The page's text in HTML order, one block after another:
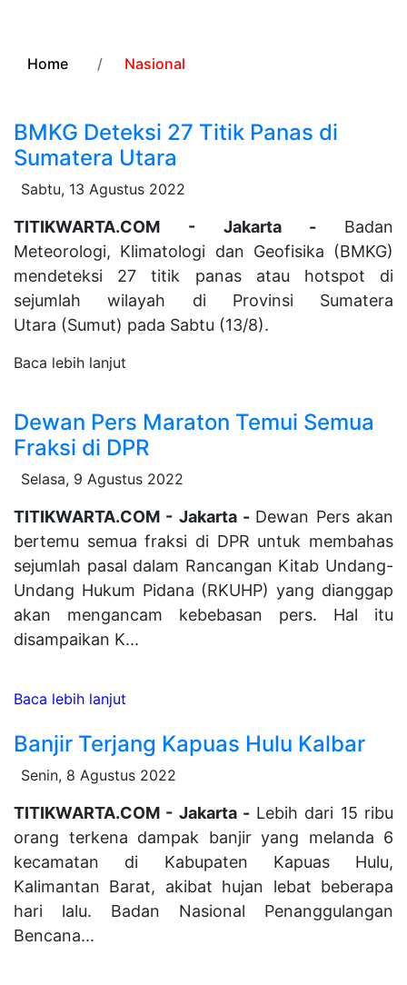
Home Nasional
BMKG Deteksi 27 Titik Panas di
Sumatera Utara
Sabtu, 13 Agustus 2022
TITIKWARTA.COM - Jakarta - Badan
Meteorologi, Klimatologi dan Geofisika (BMKG)
mendeteksi 27 titik panas atau hotspot di
sejumlah wilayah di Provinsi Sumatera
Utara (Sumut) pada Sabtu (13/8).
Baca lebih lanjut
Dewan Pers Maraton Temui Semua
Fraksi di DPR
Selasa, 9 Agustus 2022
TITIKWARTA.COM - Jakarta - Dewan Pers akan
bertemu semua fraksi di DPR untuk membahas
sejumlah pasal dalam Rancangan Kitab Undang-
Undang Hukum Pidana (RKUHP) yang dianggap
akan mengancam kebebasan pers. Hal itu
disampaikan K...
Baca lebih lanjut
Banjir Terjang Kapuas Hulu Kalbar
Senin, 8 Agustus 2022
TITIKWARTA.COM - Jakarta - Lebih dari 15 ribu
orang terkena dampak banjir yang melanda 6
kecamatan di Kabupaten Kapuas Hulu,
Kalimantan Barat, akibat hujan lebat beberapa
hari lalu. Badan Nasional Penanggulangan
Bencana...